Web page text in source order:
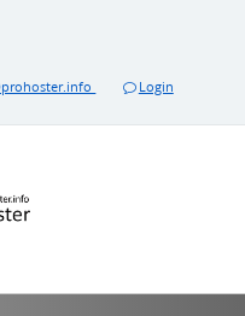
Login